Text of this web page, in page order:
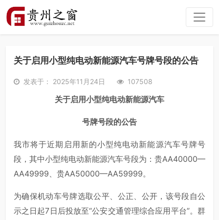
关于启用小型纯电动新能源汽车号牌号段的公告
发表于： 2025年11月24日 107508
关于启用小型纯电动新能源汽车
号牌号段的公告
我市将于近期启用新的小型纯电动新能源汽车号牌号
段，其中小型纯电动新能源汽车号段为：贵AA40000—
AA49999、贵AA50000—AA59999。
为确保机动车号牌选取公平、公正、公开，该号段自公
示之日起7日后投放至“公安交通管理综合应用平台”。群